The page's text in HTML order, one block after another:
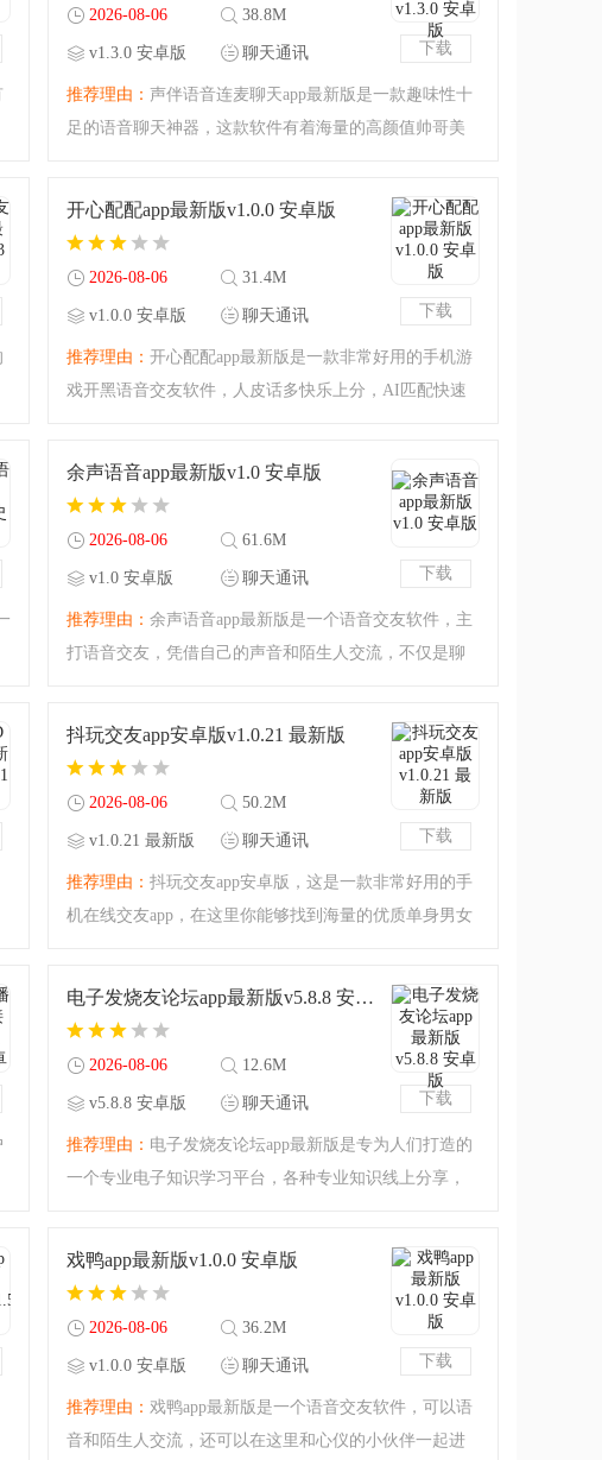
下载
2026-08-06 38.8M
v1.3.0 安卓版 聊天通讯
推荐理由： 声伴语音连麦聊天app最新版是一款趣味性十
足的语音聊天神器，这款软件有着海量的高颜值帅哥美
找到自己的另一半，无忧的享受连麦聊天！声伴语音连
下载
开心配配app最新版v1.0.0 安卓版
2026-08-06 31.4M
v1.0.0 安卓版 聊天通讯
推荐理由： 开心配配app最新版是一款非常好用的手机游
戏开黑语音交友软件，人皮话多快乐上分，AI匹配快速
下载
余声语音app最新版v1.0 安卓版
2026-08-06 61.6M
v1.0 安卓版 聊天通讯
推荐理由： 余声语音app最新版是一个语音交友软件，主
打语音交友，凭借自己的声音和陌生人交流，不仅是聊
音的人语音，不管是萌妹音还是御姐音抑或是正太音，
下载
抖玩交友app安卓版v1.0.21 最新版
2026-08-06 50.2M
v1.0.21 最新版 聊天通讯
推荐理由： 抖玩交友app安卓版，这是一款非常好用的手
机在线交友app，在这里你能够找到海量的优质单身男女
伴侣，从此和单身说再见，有需要的话就来腾飞下载
下载
电子发烧友论坛app最新版v5.8.8 安卓版
2026-08-06 12.6M
v5.8.8 安卓版 聊天通讯
推荐理由： 电子发烧友论坛app最新版是专为人们打造的
一个专业电子知识学习平台，各种专业知识线上分享，
功能非常全面，很实用的一款软件，快来下载看看吧！
下载
戏鸭app最新版v1.0.0 安卓版
2026-08-06 36.2M
v1.0.0 安卓版 聊天通讯
推荐理由： 戏鸭app最新版是一个语音交友软件，可以语
音和陌生人交流，还可以在这里和心仪的小伙伴一起进